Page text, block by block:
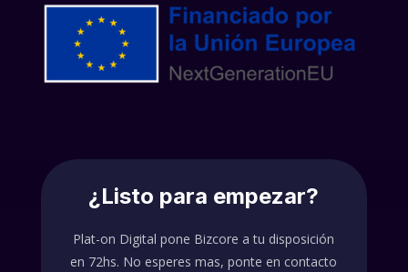
¿Listo para empezar?
Plat-on Digital pone Bizcore a tu disposición
en 72hs. No esperes mas, ponte en contacto